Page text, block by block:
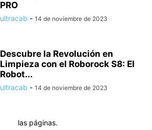
PRO
ultracab - 14 de noviembre de 2023
Descubre la Revolución en
Limpieza con el Roborock S8: El
Robot...
ultracab - 14 de noviembre de 2023
las páginas.